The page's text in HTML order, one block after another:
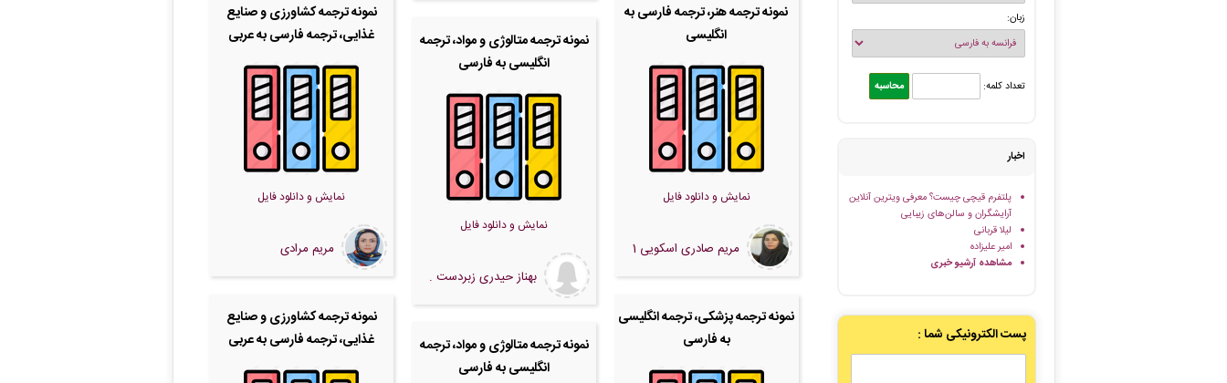
زبان:
تعداد کلمه:
اخبار
پلتفرم قیچی چیست؟ معرفی ویترین آنلاین
آرایشگران و سالن‌های زیبایی
لیلا قربانی
امیر علیزاده
مشاهده آرشیو خبری
پست الکترونیکی شما :
نمونه ترجمه هنر، ترجمه فارسی به
انگلیسی
نمایش و دانلود فایل
مریم صادری اسکویی 1
نمونه ترجمه پزشکی، ترجمه انگلیسی
به فارسی
نمونه ترجمه متالوژی و مواد، ترجمه
انگلیسی به فارسی
نمایش و دانلود فایل
بهناز حیدری زبردست .
نمونه ترجمه متالوژی و مواد، ترجمه
انگلیسی به فارسی
نمونه ترجمه کشاورزی و صنایع
غذایی، ترجمه فارسی به عربی
نمایش و دانلود فایل
مریم مرادی
نمونه ترجمه کشاورزی و صنایع
غذایی، ترجمه فارسی به عربی